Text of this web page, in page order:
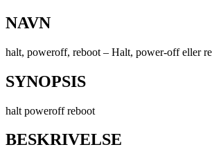
NAVN
halt, poweroff, reboot – Halt, power-off eller
SYNOPSIS
halt poweroff reboot
BESKRIVELSE